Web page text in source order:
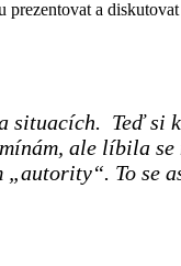
prezentovat a
situacích. Teď si
ale líbila se
„autority“. To se